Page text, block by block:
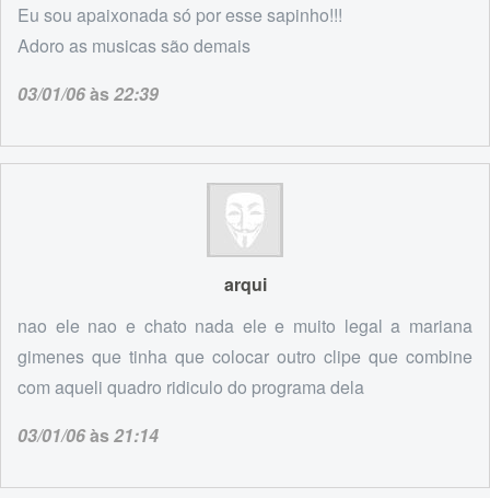
Eu sou apaixonada só por esse sapinho!!!
Adoro as musicas são demais
03/01/06às22:39
arqui
nao ele nao e chato nada ele e muito legal a mariana
gimenes que tinha que colocar outro clipe que combine
com aqueli quadro ridiculo do programa dela
03/01/06às21:14